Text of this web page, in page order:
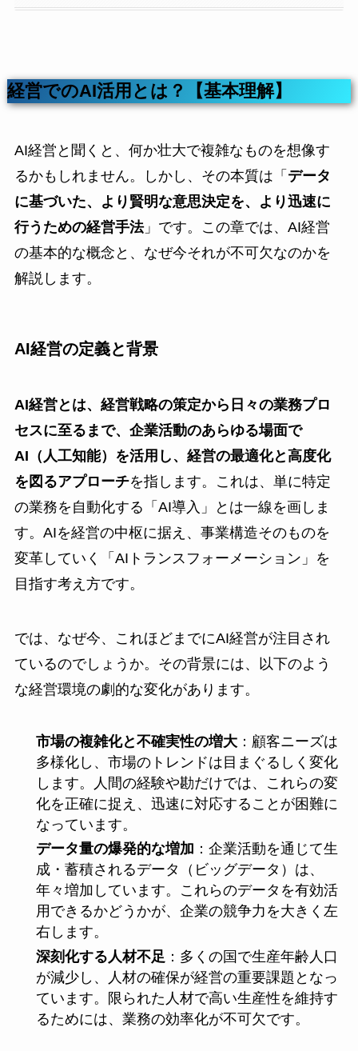
経営でのAI活用とは？【基本理解】
AI経営と聞くと、何か壮大で複雑なものを想像す
るかもしれません。しかし、その本質は「 データ
に基づいた、より賢明な意思決定を、より迅速に
行うための経営手法」です。この章では、AI経営
の基本的な概念と、なぜ今それが不可欠なのかを
解説します。
AI経営の定義と背景
AI経営とは、経営戦略の策定から日々の業務プロ
セスに至るまで、企業活動のあらゆる場面で
AI（人工知能）を活用し、経営の最適化と高度化
を図るアプローチを指します。これは、単に特定
の業務を自動化する「AI導入」とは一線を画しま
す。AIを経営の中枢に据え、事業構造そのものを
変革していく「AIトランスフォーメーション」を
目指す考え方です。
では、なぜ今、これほどまでにAI経営が注目され
ているのでしょうか。その背景には、以下のよう
な経営環境の劇的な変化があります。
市場の複雑化と不確実性の増大：顧客ニーズは
多様化し、市場のトレンドは目まぐるしく変化
します。人間の経験や勘だけでは、これらの変
化を正確に捉え、迅速に対応することが困難に
なっています。
データ量の爆発的な増加 ：企業活動を通じて生
成・蓄積されるデータ（ビッグデータ）は、
年々増加しています。これらのデータを有効活
用できるかどうかが、企業の競争力を大きく左
右します。
深刻化する人材不足 ：多くの国で生産年齢人口
が減少し、人材の確保が経営の重要課題となっ
ています。限られた人材で高い生産性を維持す
るためには、業務の効率化が不可欠です。